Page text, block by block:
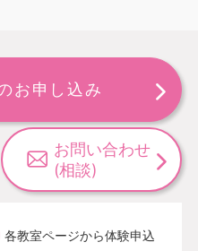
お申し込み
お問い合わせ
(相談)
各教室ページから体験申込